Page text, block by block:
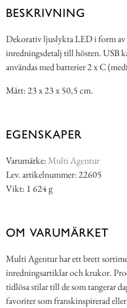
BESKRIVNING
Dekorativ ljuslykta LED i form av
inredningsdetalj till hösten. USB
användas med batterier 2 x C
Mått: 23 x 23 x 50,5 cm.
EGENSKAPER
Varumärke:Multi Agentur
Lev. artikelnummer: 22605
Vikt: 1 624 g
OM VARUMÄRKET
Multi Agentur har ett brett
inredningsartiklar och krukor.
tidlösa stilar till de som tangerar
favoriter som franskinspirerad